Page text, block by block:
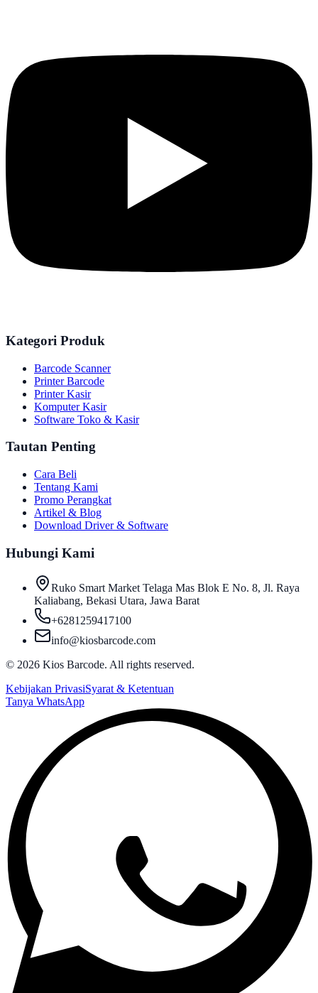
Kategori Produk
Barcode Scanner
Printer Barcode
Printer Kasir
Komputer Kasir
Software Toko & Kasir
Tautan Penting
Cara Beli
Tentang Kami
Promo Perangkat
Artikel & Blog
Download Driver & Software
Hubungi Kami
Ruko Smart Market Telaga Mas Blok E No. 8, Jl. Raya
Kaliabang, Bekasi Utara, Jawa Barat
+6281259417100
info@kiosbarcode.com
© 2026 Kios Barcode. All rights reserved.
Kebijakan PrivasiSyarat & Ketentuan
Tanya WhatsApp